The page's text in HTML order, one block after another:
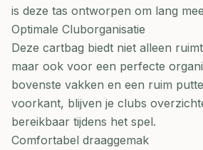
is deze tas ontworpen om lang
Optimale Cluborganisatie
Deze cartbag biedt niet alleen
maar ook voor een perfecte
bovenste vakken en een ruim
voorkant, blijven je clubs
bereikbaar tijdens het spel.
Comfortabel draaggemak